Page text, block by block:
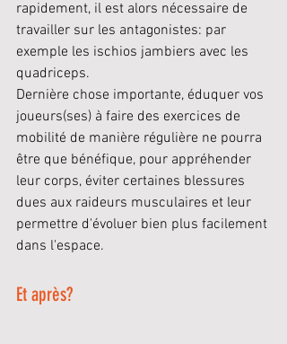
rapidement, il est alors nécessaire de
travailler sur les antagonistes: par
exemple les ischios jambiers avec les
quadriceps.
Dernière chose importante, éduquer vos
joueurs(ses) à faire des exercices de
mobilité de manière régulière ne pourra
être que bénéfique, pour appréhender
leur corps, éviter certaines blessures
dues aux raideurs musculaires et leur
permettre d'évoluer bien plus facilement
dans l'espace.
Et après?